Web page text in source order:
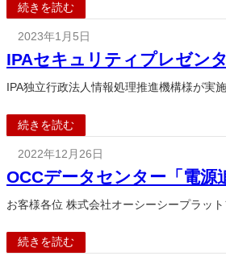
続きを読む
2023年1月5日
IPAセキュリティプレゼン
IPA独立行政法人情報処理推進機構様が実
続きを読む
2022年12月26日
OCCデータセンター「電源
お客様各位 株式会社オーシーシープラッ
続きを読む